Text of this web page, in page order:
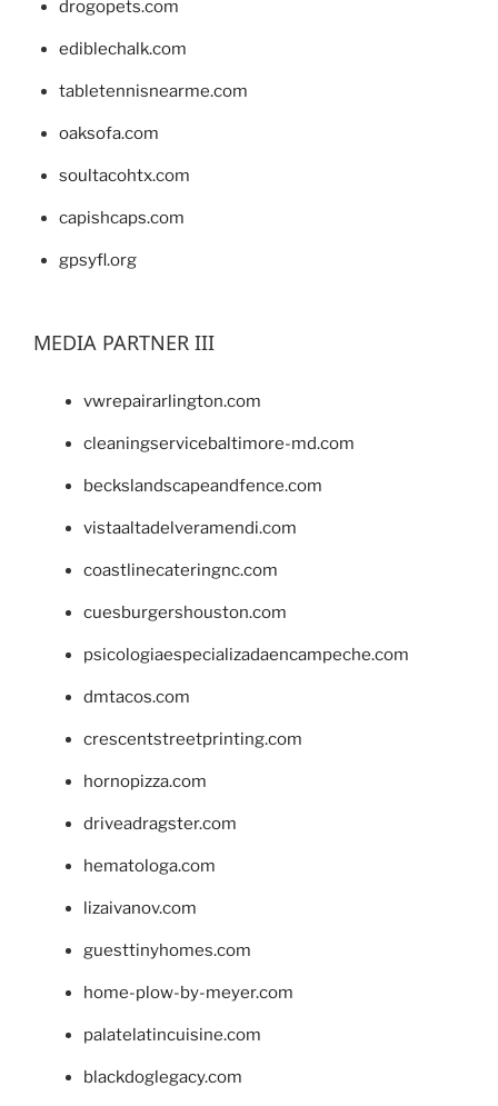
drogopets.com
ediblechalk.com
tabletennisnearme.com
oaksofa.com
soultacohtx.com
capishcaps.com
gpsyfl.org
MEDIA PARTNER III
vwrepairarlington.com
cleaningservicebaltimore-md.com
beckslandscapeandfence.com
vistaaltadelveramendi.com
coastlinecateringnc.com
cuesburgershouston.com
psicologiaespecializadaencampeche.com
dmtacos.com
crescentstreetprinting.com
hornopizza.com
driveadragster.com
hematologa.com
lizaivanov.com
guesttinyhomes.com
home-plow-by-meyer.com
palatelatincuisine.com
blackdoglegacy.com